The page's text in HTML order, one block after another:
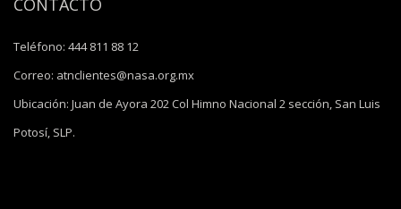
CONTACTO
Teléfono: 444 811 88 12
Correo: atnclientes@nasa.org.mx
Ubicación: Juan de Ayora 202 Col Himno Nacional 2 sección, San Luis
Potosí, SLP.